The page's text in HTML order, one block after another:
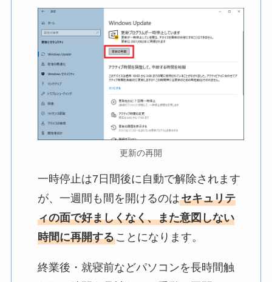
更新の再開
一時停止は7日間後に自動で解除されます
が、一週間も間を開けるのはセキュリテ
ィの面で好ましくなく、また意図しない
時間に再開することになります。
終業後・就寝前などパソコンを長時間触